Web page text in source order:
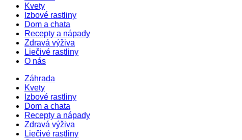
Kvety
Izbové rastliny
Dom a chata
Recepty a nápady
Zdravá výživa
Liečivé rastliny
O nás
Záhrada
Kvety
Izbové rastliny
Dom a chata
Recepty a nápady
Zdravá výživa
Liečivé rastliny